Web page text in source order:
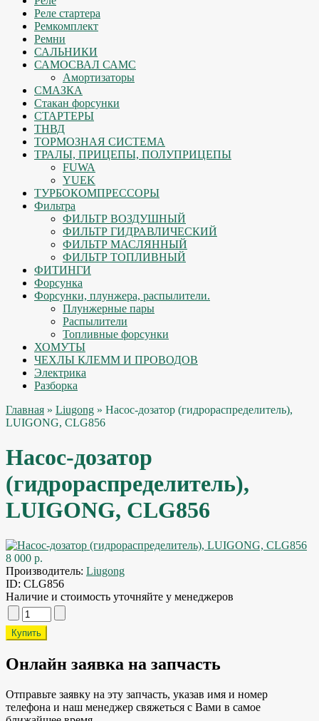
Реле стартера
Ремкомплект
Ремни
САЛЬНИКИ
САМОСВАЛ САМС
Амортизаторы
СМАЗКА
Стакан форсунки
СТАРТЕРЫ
ТНВД
ТОРМОЗНАЯ СИСТЕМА
ТРАЛЫ, ПРИЦЕПЫ, ПОЛУПРИЦЕПЫ
FUWA
YUEK
ТУРБОКОМПРЕССОРЫ
Фильтра
ФИЛЬТР ВОЗДУШНЫЙ
ФИЛЬТР ГИДРАВЛИЧЕСКИЙ
ФИЛЬТР МАСЛЯННЫЙ
ФИЛЬТР ТОПЛИВНЫЙ
ФИТИНГИ
Форсунка
Форсунки, плунжера, распылители.
Плунжерные пары
Распылители
Топливные форсунки
ХОМУТЫ
ЧЕХЛЫ КЛЕММ И ПРОВОДОВ
Электрика
Разборка
Главная » Liugong » Насос-дозатор (гидрораспределитель),
LUIGONG, CLG856
Насос-дозатор
(гидрораспределитель),
LUIGONG, CLG856
8 000 р.
Производитель: Liugong
ID: CLG856
Наличие и стоимость уточняйте у менеджеров
Онлайн заявка на запчасть
Отправьте заявку на эту запчасть, указав имя и номер
телефона и наш менеджер свяжеться с Вами в самое